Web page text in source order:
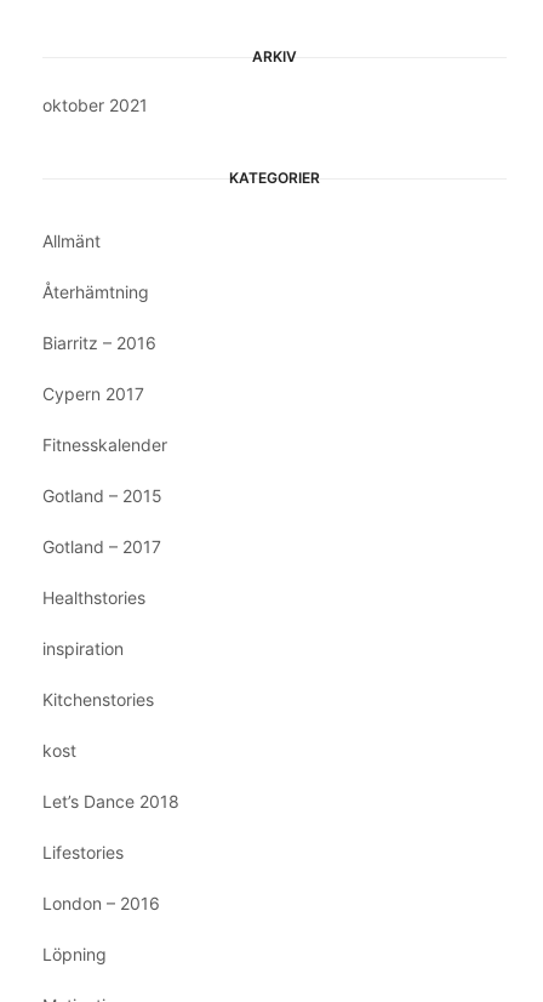
ARKIV
oktober 2021
KATEGORIER
Allmänt
Återhämtning
Biarritz – 2016
Cypern 2017
Fitnesskalender
Gotland – 2015
Gotland – 2017
Healthstories
inspiration
Kitchenstories
kost
Let’s Dance 2018
Lifestories
London – 2016
Löpning